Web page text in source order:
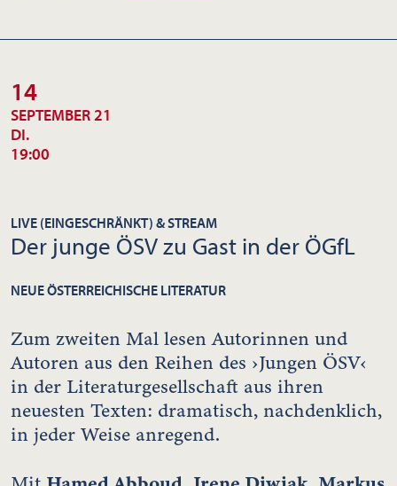
14
SEPTEMBER 21
DI.
19:00
LIVE (EINGESCHRÄNKT) & STREAM
Der junge ÖSV zu Gast in der ÖGfL
NEUE ÖSTERREICHISCHE LITERATUR
Zum zweiten Mal lesen Autorinnen und
Autoren aus den Reihen des ›Jungen ÖSV‹
in der Literaturgesellschaft aus ihren
neuesten Texten: dramatisch, nachdenklich,
in jeder Weise anregend.